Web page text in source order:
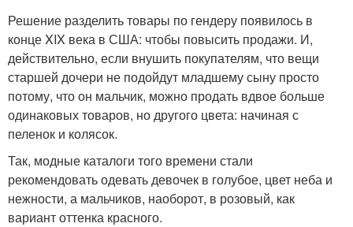
Решение разделить товары по гендеру появилось в
конце XIX века в США: чтобы повысить продажи. И,
действительно, если внушить покупателям, что вещи
старшей дочери не подойдут младшему сыну просто
потому, что он мальчик, можно продать вдвое больше
одинаковых товаров, но другого цвета: начиная с
пеленок и колясок.
Так, модные каталоги того времени стали
рекомендовать одевать девочек в голубое, цвет неба и
нежности, а мальчиков, наоборот, в розовый, как
вариант оттенка красного.